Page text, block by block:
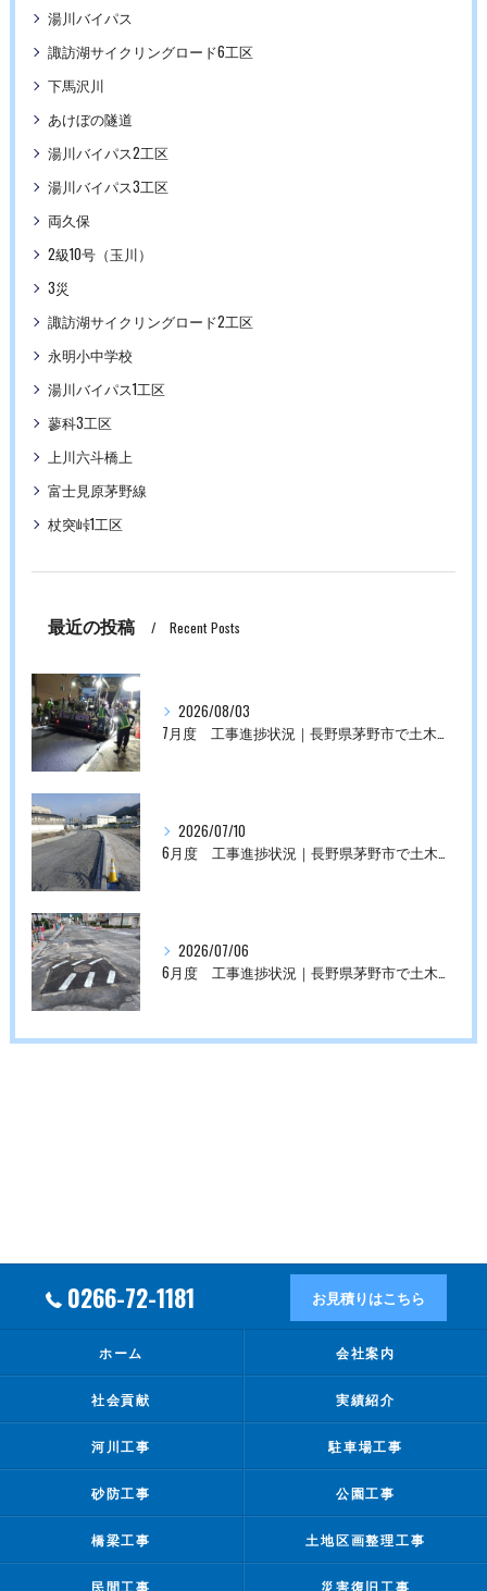
湯川バイパス
諏訪湖サイクリングロード6工区
下馬沢川
あけぼの隧道
湯川バイパス2工区
湯川バイパス3工区
両久保
2級10号（玉川）
3災
諏訪湖サイクリングロード2工区
永明小中学校
湯川バイパス1工区
蓼科3工区
上川六斗橋上
富士見原茅野線
杖突峠1工区
最近の投稿 Recent Posts
2026/08/03
7月度 工事進捗状況｜長野県茅野市で土木工事なら株式会社平成にお任せください。
2026/07/10
6月度 工事進捗状況｜長野県茅野市で土木工事なら株式会社平成にお任せください。
2026/07/06
6月度 工事進捗状況｜長野県茅野市で土木工事なら株式会社平成にお任せください。
0266-72-1181 お見積りはこちら
ホーム 会社案内
社会貢献 実績紹介
河川工事 駐車場工事
砂防工事 公園工事
橋梁工事 土地区画整理工事
民間工事 災害復旧工事